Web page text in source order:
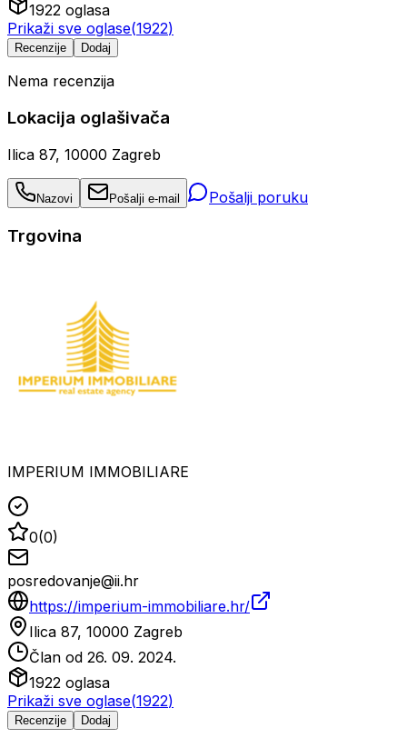
1922 oglasa
Prikaži sve oglase(1922)
Recenzije Dodaj
Nema recenzija
Lokacija oglašivača
Ilica 87, 10000 Zagreb
Nazovi Pošalji e-mail Pošalji poruku
Trgovina
IMPERIUM IMMOBILIARE
0(0)
posredovanje@ii.hr
https://imperium-immobiliare.hr/
Ilica 87, 10000 Zagreb
Član od 26. 09. 2024.
1922 oglasa
Prikaži sve oglase(1922)
Recenzije Dodaj